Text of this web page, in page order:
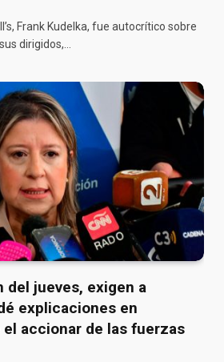
Frank Kudelka, fue autocrítico sobre
dirigidos,…
del jueves, exigen a
explicaciones en
accionar de las fuerzas